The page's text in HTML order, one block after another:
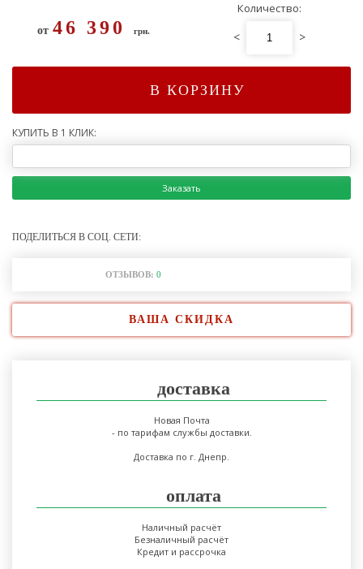
от 46 390 грн.
Количество:
< >
В КОРЗИНУ
КУПИТЬ В 1 КЛИК:
Заказать
ПОДЕЛИТЬСЯ В СОЦ. СЕТИ:
ОТЗЫВОВ: 0
ВАША СКИДКА
доставка
Новая Почта
- по тарифам службы доставки.
Доставка по г. Днепр.
оплата
Наличный расчёт
Безналичный расчёт
Кредит и рассрочка